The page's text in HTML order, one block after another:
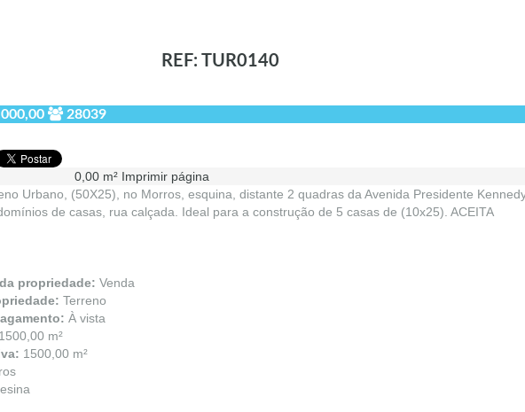
REF: TUR0140
28039
0,00 m² Imprimir página
Urbano, (50X25), no Morros, esquina, distante 2 quadras da Avenida Presidente
de casas, rua calçada. Ideal para a construção de 5 casas de (10x25). ACEITA
propriedade: Venda
Terreno
À vista
1500,00 m²
1500,00 m²